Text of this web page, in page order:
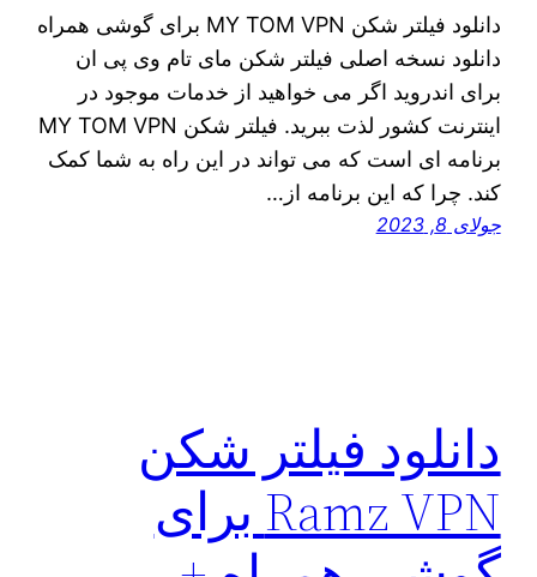
دانلود فیلتر شکن MY TOM VPN برای گوشی همراه
دانلود نسخه اصلی فیلتر شکن مای تام وی پی ان
برای اندروید اگر می خواهید از خدمات موجود در
اینترنت کشور لذت ببرید. فیلتر شکن MY TOM VPN
برنامه ای است که می‌ تواند در این راه به شما کمک
کند. چرا که این برنامه از…
جولای 8, 2023
دانلود فیلتر شکن
Ramz VPN برای